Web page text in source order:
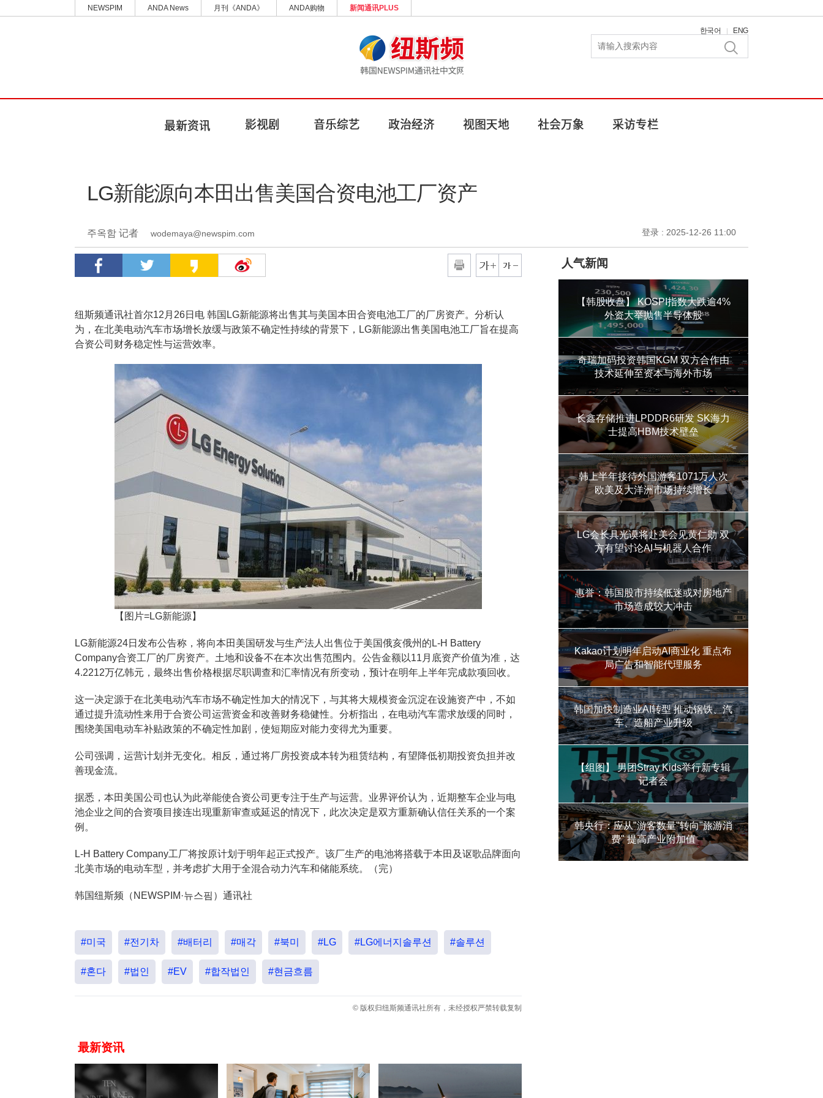
NEWSPIM ANDA News 月刊《ANDA》 ANDA购物 新闻通讯PLUS
한국어 | ENG
LG新能源向本田出售美国合资电池工厂资产
주옥함 记者 wodemaya@newspim.com 登录 : 2025-12-26 11:00
纽斯频通讯社首尔12月26日电 韩国LG新能源将出售其与美国本田合资电池工厂的厂房资产。分析认
为，在北美电动汽车市场增长放缓与政策不确定性持续的背景下，LG新能源出售美国电池工厂旨在提高
合资公司财务稳定性与运营效率。
【图片=LG新能源】
LG新能源24日发布公告称，将向本田美国研发与生产法人出售位于美国俄亥俄州的L-H Battery
Company合资工厂的厂房资产。土地和设备不在本次出售范围内。公告金额以11月底资产价值为准，达
4.2212万亿韩元，最终出售价格根据尽职调查和汇率情况有所变动，预计在明年上半年完成款项回收。
这一决定源于在北美电动汽车市场不确定性加大的情况下，与其将大规模资金沉淀在设施资产中，不如
通过提升流动性来用于合资公司运营资金和改善财务稳健性。分析指出，在电动汽车需求放缓的同时，
围绕美国电动车补贴政策的不确定性加剧，使短期应对能力变得尤为重要。
公司强调，运营计划并无变化。相反，通过将厂房投资成本转为租赁结构，有望降低初期投资负担并改
善现金流。
据悉，本田美国公司也认为此举能使合资公司更专注于生产与运营。业界评价认为，近期整车企业与电
池企业之间的合资项目接连出现重新审查或延迟的情况下，此次决定是双方重新确认信任关系的一个案
例。
L-H Battery Company工厂将按原计划于明年起正式投产。该厂生产的电池将搭载于本田及讴歌品牌面向
北美市场的电动车型，并考虑扩大用于全混合动力汽车和储能系统。（完）
韩国纽斯频（NEWSPIM·뉴스핌）通讯社
#미국 #전기차 #배터리 #매각 #북미 #LG #LG에너지솔루션 #솔루션
#혼다 #법인 #EV #합작법인 #현금흐름
© 版权归纽斯频通讯社所有，未经授权严禁转载复制
最新资讯
人气新闻
【韩股收盘】 KOSPI指数大跌逾4%
外资大举抛售半导体股
奇瑞加码投资韩国KGM 双方合作由
技术延伸至资本与海外市场
长鑫存储推进LPDDR6研发 SK海力
士提高HBM技术壁垒
韩上半年接待外国游客1071万人次
欧美及大洋洲市场持续增长
LG会长具光谟将赴美会见黄仁勋 双
方有望讨论AI与机器人合作
惠誉：韩国股市持续低迷或对房地产
市场造成较大冲击
Kakao计划明年启动AI商业化 重点布
局广告和智能代理服务
韩国加快制造业AI转型 推动钢铁、汽
车、造船产业升级
【组图】 男团Stray Kids举行新专辑
记者会
韩央行：应从"游客数量"转向"旅游消
费" 提高产业附加值